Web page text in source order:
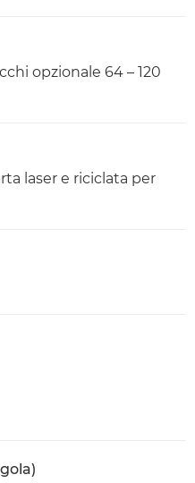
opzionale 64 – 120
laser e riciclata per